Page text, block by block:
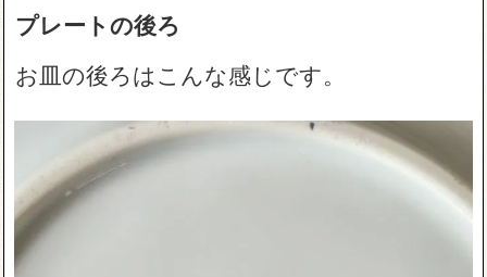
プレートの後ろ
お皿の後ろはこんな感じです。